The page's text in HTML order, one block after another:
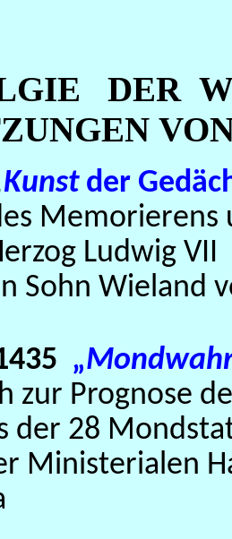
DER
Kunstder
Memorierens
Ludwig VII
Sohn Wieland
„
zur Prognose
der 28
Ministerialen